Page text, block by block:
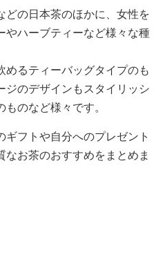
どの日本茶のほかに、女性を
やハーブティーなど様々な種
るティーバッグタイプのも
のデザインもスタイリッシ
のなど様々です。
フトや自分へのプレゼント
お茶のおすすめをまとめま